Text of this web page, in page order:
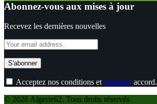
Abonnez-vous aux mises à jour
Recevez les dernières nouvelles
Acceptez nos conditions et politique accord.
© 2026 Algerie62. Tous droits réservés